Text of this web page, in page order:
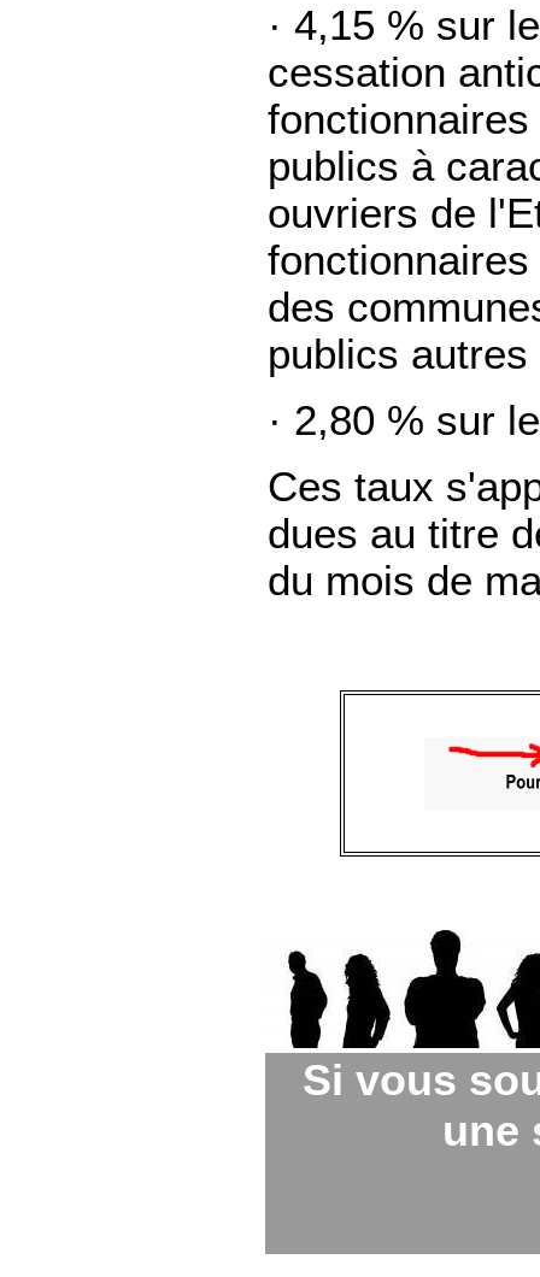
· 4,15 % sur
cessation
publics à
ouvriers de
des
publics
· 2,80 % sur
Ces taux
dues au titre
du mois de
Si vous
une